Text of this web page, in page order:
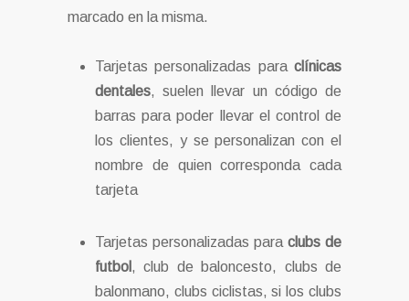
marcado en la misma.
Tarjetas personalizadas para clínicas
dentales, suelen llevar un código de
barras para poder llevar el control de
los clientes, y se personalizan con el
nombre de quien corresponda cada
tarjeta
Tarjetas personalizadas para clubs de
futbol , club de baloncesto, clubs de
balonmano, clubs ciclistas, si los clubs